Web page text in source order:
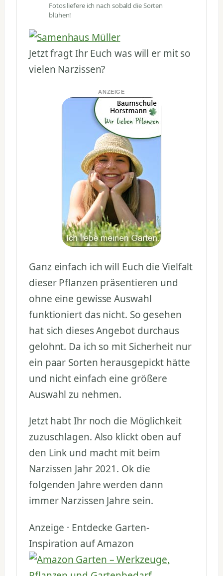
Fotos liefere ich nach sobald die Sorten
blühen!
Jetzt fragt Ihr Euch was will er mit so
vielen Narzissen?
ANZEIGE
Ganz einfach ich will Euch die Vielfalt
dieser Pflanzen präsentieren und
ohne eine gewisse Auswahl
funktioniert das nicht. So gesehen
hat sich dieses Angebot durchaus
gelohnt. Da ich so mit Sicherheit nur
ein paar Sorten herausgepickt hätte
und nicht einfach eine größere
Auswahl zu nehmen.
Jetzt habt Ihr noch die Möglichkeit
zuzuschlagen. Also klickt oben auf
den Link und macht mit beim
Narzissen Jahr 2021. Ok die
folgenden Jahre werden dann
immer Narzissen Jahre sein.
Anzeige · Entdecke Garten-
Inspiration auf Amazon